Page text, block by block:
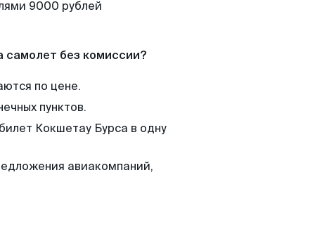
9000 рублей
самолет без комиссии?
по цене.
пунктов.
Кокшетау Бурса в одну
авиакомпаний,